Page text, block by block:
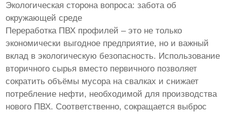
Экологическая сторона вопроса: забота об
окружающей среде
Переработка ПВХ профилей – это не только
экономически выгодное предприятие, но и важный
вклад в экологическую безопасность. Использование
вторичного сырья вместо первичного позволяет
сократить объёмы мусора на свалках и снижает
потребление нефти, необходимой для производства
нового ПВХ. Соответственно, сокращается выброс